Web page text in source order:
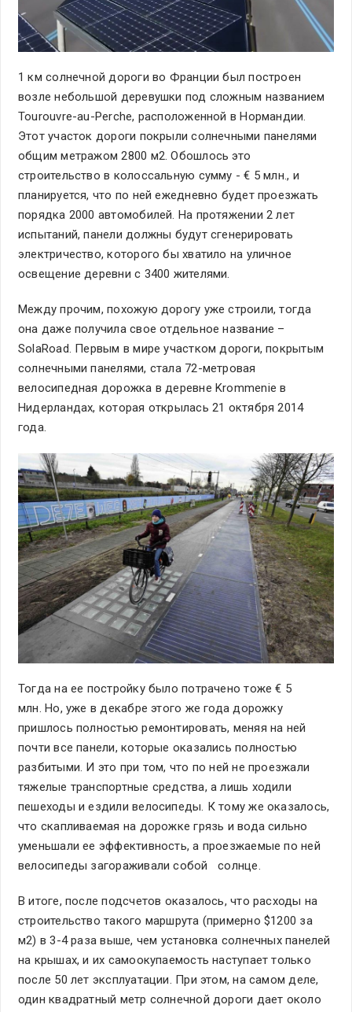
1 км солнечной дороги во Франции был построен
возле небольшой деревушки под сложным названием
Tourouvre-au-Perche, расположенной в Нормандии.
Этот участок дороги покрыли солнечными панелями
общим метражом 2800 м2. Обошлось это
строительство в колоссальную сумму - € 5 млн., и
планируется, что по ней ежедневно будет проезжать
порядка 2000 автомобилей. На протяжении 2 лет
испытаний, панели должны будут сгенерировать
электричество, которого бы хватило на уличное
освещение деревни с 3400 жителями.
Между прочим, похожую дорогу уже строили, тогда
она даже получила свое отдельное название –
SolaRoad. Первым в мире участком дороги, покрытым
солнечными панелями, стала 72-метровая
велосипедная дорожка в деревне Krommenie в
Нидерландах, которая открылась 21 октября 2014
года.
Тогда на ее постройку было потрачено тоже € 5
млн. Но, уже в декабре этого же года дорожку
пришлось полностью ремонтировать, меняя на ней
почти все панели, которые оказались полностью
разбитыми. И это при том, что по ней не проезжали
тяжелые транспортные средства, а лишь ходили
пешеходы и ездили велосипеды. К тому же оказалось,
что скапливаемая на дорожке грязь и вода сильно
уменьшали ее эффективность, а проезжаемые по ней
велосипеды загораживали собой солнце.
В итоге, после подсчетов оказалось, что расходы на
строительство такого маршрута (примерно $1200 за
м2) в 3-4 раза выше, чем установка солнечных панелей
на крышах, и их самоокупаемость наступает только
после 50 лет эксплуатации. При этом, на самом деле,
один квадратный метр солнечной дороги дает около